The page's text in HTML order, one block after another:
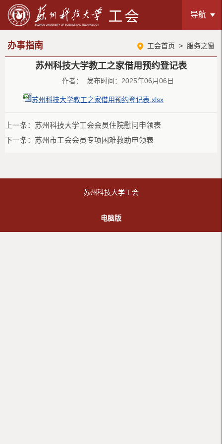
导航
办事指南 工会首页 > 服务之窗
苏州科技大学教工之家借用预约登记表
作者： 发布时间：2025年06月06日
苏州科技大学教工之家借用预约登记表.xlsx
上一条： 苏州科技大学工会会员住院慰问申领表
下一条： 苏州市工会会员专项困难救助申领表
苏州科技大学工会
电脑版